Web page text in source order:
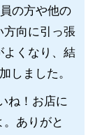
の方や他の
方向に引っ張
よくなり、結
しました。
ね！お店に
ありがと